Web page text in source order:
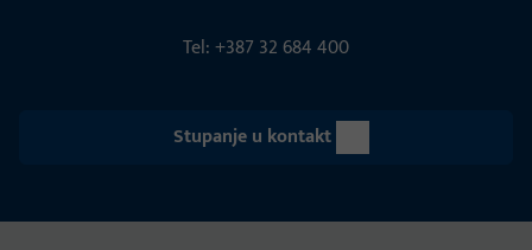
Tel: +387 32 684 400
Stupanje u kontakt